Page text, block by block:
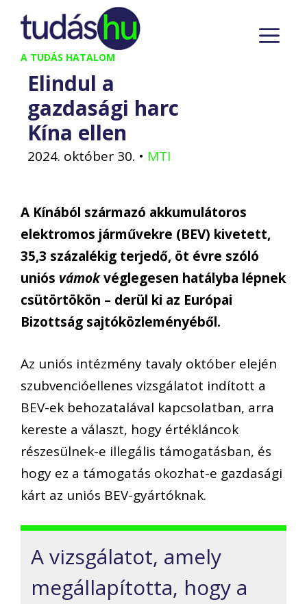
Kilépés
tartalomba
A TUDÁS HATALOM
Elindul a
gazdasági harc
Kína ellen
2024. október 30. • MTI
A Kínából származó akkumulátoros
elektromos járművekre (BEV) kivetett,
35,3 százalékig terjedő, öt évre szóló
uniós vámokvéglegesen hatályba lépnek
csütörtökön – derül ki az Európai
Bizottság sajtóközleményéből.
Az uniós intézmény tavaly október elején
szubvencióellenes vizsgálatot indított a
BEV-ek behozatalával kapcsolatban, arra
kereste a választ, hogy értékláncok
részesülnek-e illegális támogatásban, és
hogy ez a támogatás okozhat-e gazdasági
kárt az uniós BEV-gyártóknak.
A vizsgálatot, amely
megállapította, hogy a